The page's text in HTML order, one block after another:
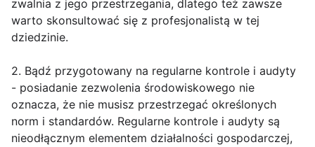
zwalnia z jego przestrzegania, dlatego też zawsze
warto skonsultować się z profesjonalistą w tej
dziedzinie.
2. Bądź przygotowany na regularne kontrole i audyty
- posiadanie zezwolenia środowiskowego nie
oznacza, że nie musisz przestrzegać określonych
norm i standardów. Regularne kontrole i audyty są
nieodłącznym elementem działalności gospodarczej,